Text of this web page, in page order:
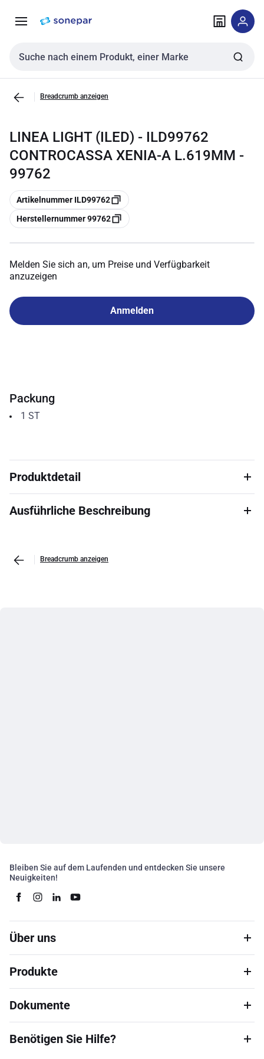
NavigationInhalt
Sucheingabe
Breadcrumb anzeigen
LINEA LIGHT (ILED) - ILD99762
CONTROCASSA XENIA-A L.619MM -
99762
Kopieren
Artikelnummer ILD99762
Kopieren
Herstellernummer 99762
Melden Sie sich an, um Preise und Verfügbarkeit
anzuzeigen
Anmelden
Packung
1 ST
Produktdetail
Ausführliche Beschreibung
Breadcrumb anzeigen
Bleiben Sie auf dem Laufenden und entdecken Sie unsere
Neuigkeiten!
Über uns
Produkte
Dokumente
Benötigen Sie Hilfe?